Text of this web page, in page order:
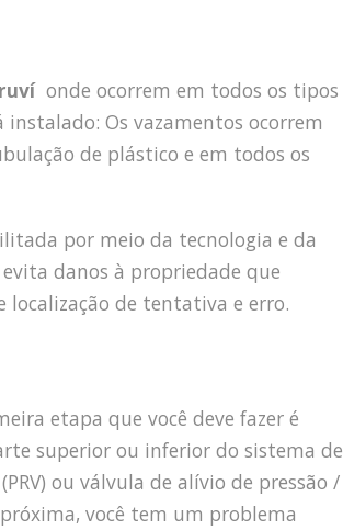
onde ocorrem em todos os tipos
Os vazamentos ocorrem
de plástico e em todos os
por meio da tecnologia e da
danos à propriedade que
localização de tentativa e erro.
etapa que você deve fazer é
superior ou inferior do sistema de
ou válvula de alívio de pressão /
você tem um problema